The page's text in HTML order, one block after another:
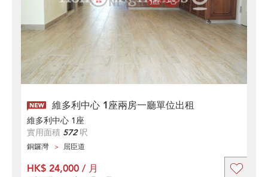
維多利中心 1座兩房一廳單位出租
維多利中心 1座
實用面積 572呎
銅鑼灣 屈臣道
HK$ 24,000 / 月